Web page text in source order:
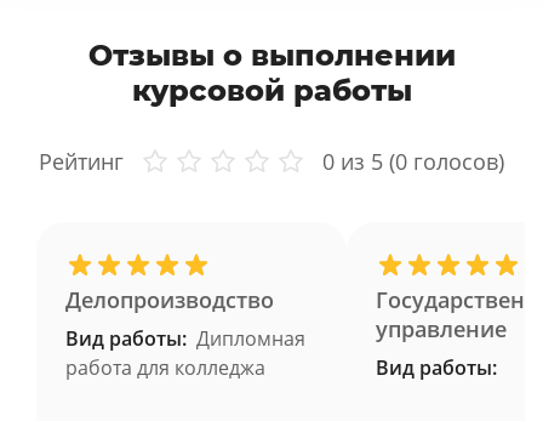
Отзывы о выполнении
курсовой работы
Рейтинг 0 из 5 (0 голосов)
Делопроизводство
Вид работы: Дипломная
работа для колледжа
управление
Вид работы: